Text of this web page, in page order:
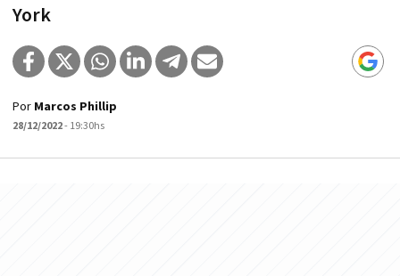
York
Por Marcos Phillip
28/12/2022- 19:30hs